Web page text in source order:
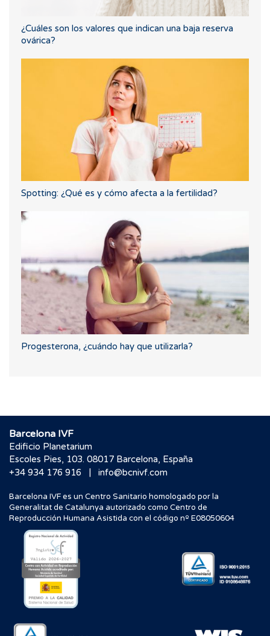
¿Cuáles son los valores que indican una baja reserva
ovárica?
Spotting: ¿Qué es y cómo afecta a la fertilidad?
Progesterona, ¿cuándo hay que utilizarla?
Barcelona IVF
Edificio Planetarium
Escoles Pies, 103. 08017 Barcelona, España
+34 934 176 916
| info@bcnivf.com
Barcelona IVF es un Centro Sanitario homologado por la
Generalitat de Catalunya autorizado como Centro de
Reproducción Humana Asistida con el código nº E08050604